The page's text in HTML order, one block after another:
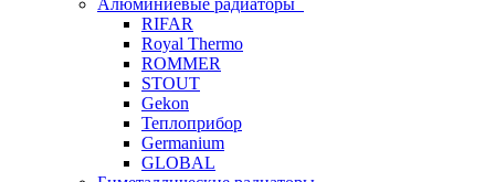
Алюминиевые радиаторы
RIFAR
Royal Thermo
ROMMER
STOUT
Gekon
Теплоприбор
Germanium
GLOBAL